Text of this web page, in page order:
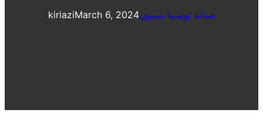
kiriaziMarch 6, 2024صيانة توشيبا بسيون